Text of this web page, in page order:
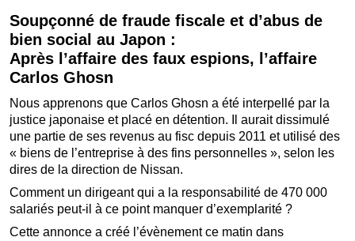
Soupçonné de fraude fiscale et d’abus de
bien social au Japon :
Après l’affaire des faux espions, l’affaire
Carlos Ghosn
Nous apprenons que Carlos Ghosn a été interpellé par la
justice japonaise et placé en détention. Il aurait dissimulé
une partie de ses revenus au fisc depuis 2011 et utilisé des
« biens de l’entreprise à des fins personnelles », selon les
dires de la direction de Nissan.
Comment un dirigeant qui a la responsabilité de 470 000
salariés peut-il à ce point manquer d’exemplarité ?
Cette annonce a créé l’évènement ce matin dans